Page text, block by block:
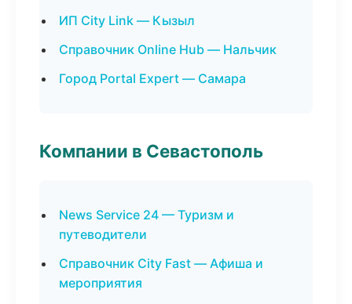
ИП City Link — Кызыл
Справочник Online Hub — Нальчик
Город Portal Expert — Самара
Компании в Севастополь
News Service 24 — Туризм и
путеводители
Справочник City Fast — Афиша и
мероприятия